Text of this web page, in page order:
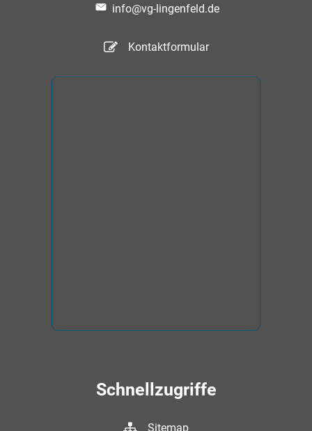
info@vg-lingenfeld.de
Kontaktformular
Schnellzugriffe
Sitemap